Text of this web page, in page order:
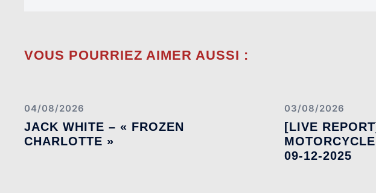
VOUS POURRIEZ AIMER AUSSI :
04/08/2026
JACK WHITE – « FROZEN
CHARLOTTE »
03/08/2026
[LIVE
09-12-2025